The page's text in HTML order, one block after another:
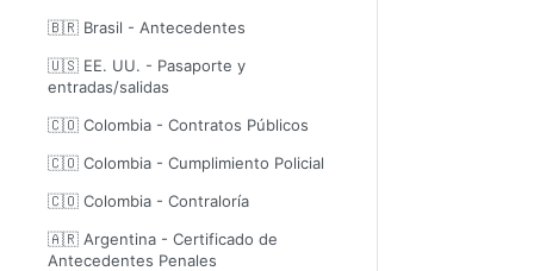
🇧🇷 Brasil - Antecedentes
🇺🇸 EE. UU. - Pasaporte y
entradas/salidas
🇨🇴 Colombia - Contratos Públicos
🇨🇴 Colombia - Cumplimiento Policial
🇨🇴 Colombia - Contraloría
🇦🇷 Argentina - Certificado de
Antecedentes Penales